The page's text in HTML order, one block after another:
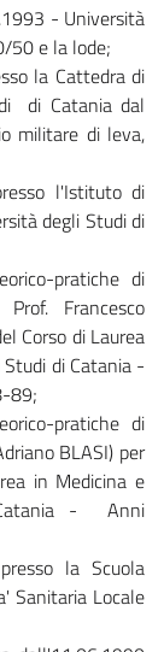
- Università
50 e la lode;
la Cattedra di
di Catania dal
militare di leva,
l'Istituto di
degli Studi di
pratiche di
Francesco
Corso di Laurea
di Catania -
89;
pratiche di
BLASI) per
in Medicina e
- Anni
la Scuola
Sanitaria Locale